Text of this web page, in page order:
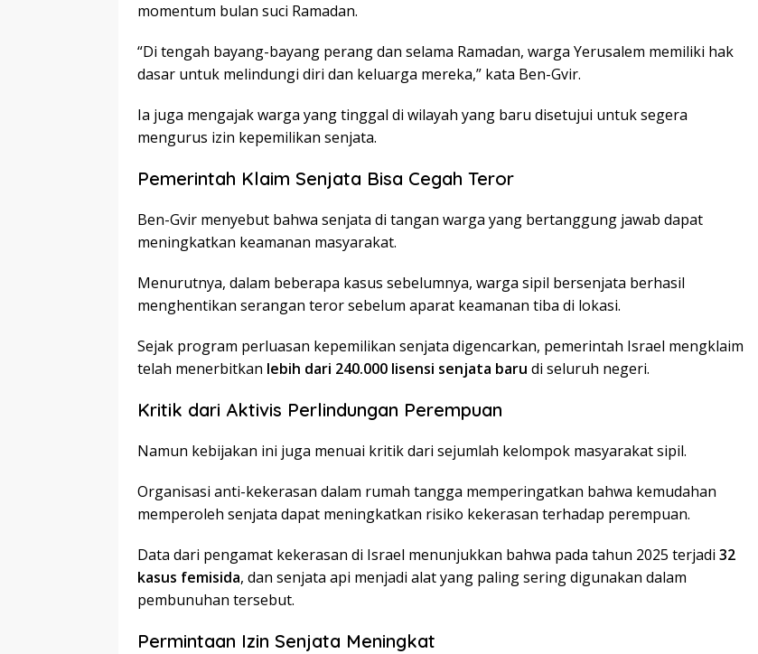
momentum bulan suci Ramadan.
“Di tengah bayang-bayang perang dan selama Ramadan, warga Yerusalem memiliki hak
dasar untuk melindungi diri dan keluarga mereka,” kata Ben-Gvir.
Ia juga mengajak warga yang tinggal di wilayah yang baru disetujui untuk segera
mengurus izin kepemilikan senjata.
Pemerintah Klaim Senjata Bisa Cegah Teror
Ben-Gvir menyebut bahwa senjata di tangan warga yang bertanggung jawab dapat
meningkatkan keamanan masyarakat.
Menurutnya, dalam beberapa kasus sebelumnya, warga sipil bersenjata berhasil
menghentikan serangan teror sebelum aparat keamanan tiba di lokasi.
Sejak program perluasan kepemilikan senjata digencarkan, pemerintah Israel mengklaim
telah menerbitkan lebih dari 240.000 lisensi senjata baru di seluruh negeri.
Kritik dari Aktivis Perlindungan Perempuan
Namun kebijakan ini juga menuai kritik dari sejumlah kelompok masyarakat sipil.
Organisasi anti-kekerasan dalam rumah tangga memperingatkan bahwa kemudahan
memperoleh senjata dapat meningkatkan risiko kekerasan terhadap perempuan.
Data dari pengamat kekerasan di Israel menunjukkan bahwa pada tahun 2025 terjadi 32
kasus femisida, dan senjata api menjadi alat yang paling sering digunakan dalam
pembunuhan tersebut.
Permintaan Izin Senjata Meningkat